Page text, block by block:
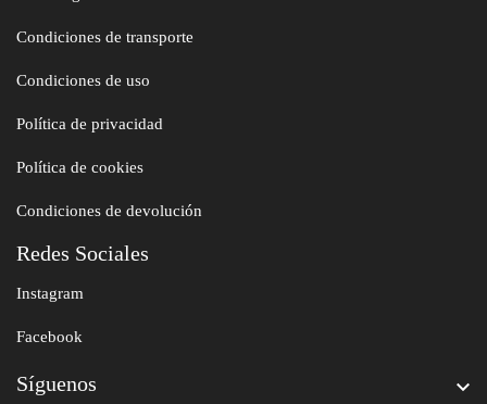
Condiciones de transporte
Condiciones de uso
Política de privacidad
Política de cookies
Condiciones de devolución
Redes Sociales
Instagram
Facebook
Síguenos 